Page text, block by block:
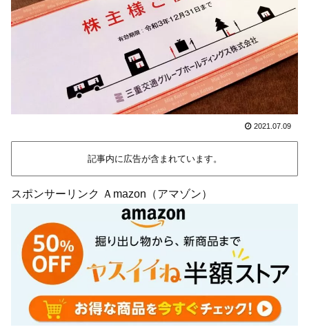
2021.07.09
記事内に広告が含まれています。
スポンサーリンク Ａmazon（アマゾン）